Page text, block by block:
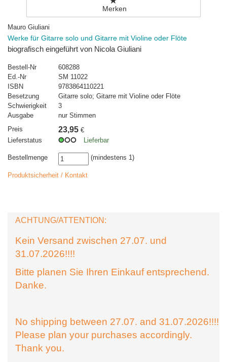
Merken
Mauro Giuliani
Werke für Gitarre solo und Gitarre mit Violine oder Flöte
biografisch eingeführt von Nicola Giuliani
Bestell-Nr
608288
Ed.-Nr
SM 11022
ISBN
9783864110221
Besetzung
Gitarre solo; Gitarre mit Violine oder Flöte
Schwierigkeit
3
Ausgabe
nur Stimmen
Preis
23,95 €
Lieferstatus
Lieferbar
Bestellmenge (mindestens 1)
Produktsicherheit / Kontakt
ACHTUNG/ATTENTION:
Kein Versand zwischen 27.07. und
31.07.2026!!!!
Bitte planen Sie Ihren Einkauf entsprechend.
Danke.
No shipping between 27.07. and 31.07.2026!!!!
Please plan your purchases accordingly.
Thank you.